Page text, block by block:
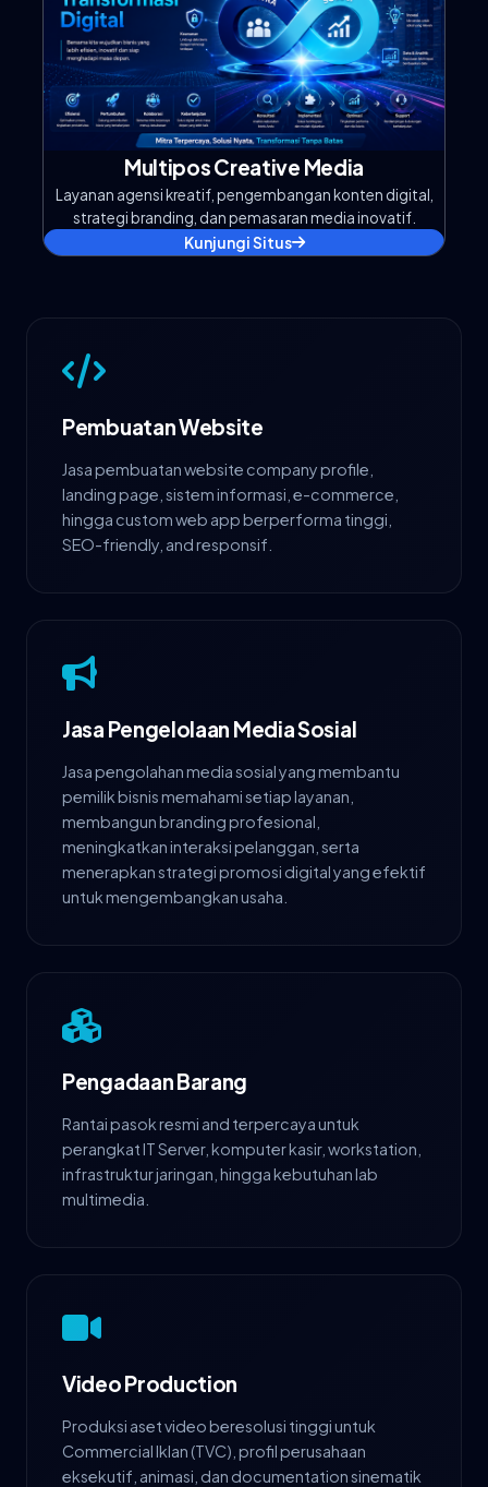
Multipos Creative Media
Layanan agensi kreatif, pengembangan konten digital,
strategi branding, dan pemasaran media inovatif.
Kunjungi Situs
Pembuatan Website
Jasa pembuatan website company profile,
landing page, sistem informasi, e-commerce,
hingga custom web app berperforma tinggi,
SEO-friendly, and responsif.
Jasa Pengelolaan Media Sosial
Jasa pengolahan media sosial yang membantu
pemilik bisnis memahami setiap layanan,
membangun branding profesional,
meningkatkan interaksi pelanggan, serta
menerapkan strategi promosi digital yang efektif
untuk mengembangkan usaha.
Pengadaan Barang
Rantai pasok resmi and terpercaya untuk
perangkat IT Server, komputer kasir, workstation,
infrastruktur jaringan, hingga kebutuhan lab
multimedia.
Video Production
Produksi aset video beresolusi tinggi untuk
Commercial Iklan (TVC), profil perusahaan
eksekutif, animasi, dan documentation sinematik